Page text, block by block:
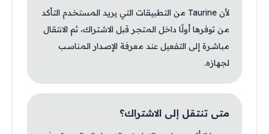
لأن Taurine من التطبيقات التي يريد المستخدم التأكد
من توفرها أولًا داخل المتجر قبل الاشتراك، ثم الانتقال
مباشرة إلى التفعيل عند معرفة الإصدار المناسب
لجهازه.
متى تنتقل إلى الاشتراك؟